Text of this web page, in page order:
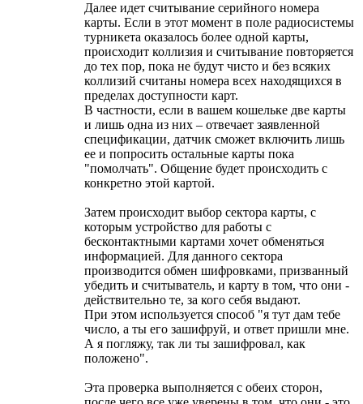
Далее идет считывание серийного номера
карты. Если в этот момент в поле радиосистемы
турникета оказалось более одной карты,
происходит коллизия и считывание повторяется
до тех пор, пока не будут чисто и без всяких
коллизий считаны номера всех находящихся в
пределах доступности карт.
В частности, если в вашем кошельке две карты
и лишь одна из них – отвечает заявленной
спецификации, датчик сможет включить лишь
ее и попросить остальные карты пока
"помолчать". Общение будет происходить с
конкретно этой картой.
Затем происходит выбор сектора карты, с
которым устройство для работы с
бесконтактными картами хочет обменяться
информацией. Для данного сектора
производится обмен шифровками, призванный
убедить и считыватель, и карту в том, что они -
действительно те, за кого себя выдают.
При этом используется способ "я тут дам тебе
число, а ты его зашифруй, и ответ пришли мне.
А я погляжу, так ли ты зашифровал, как
положено".
Эта проверка выполняется с обеих сторон,